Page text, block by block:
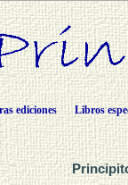
ediciones Libros